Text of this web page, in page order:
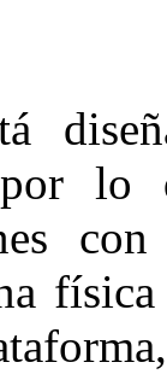
por lo